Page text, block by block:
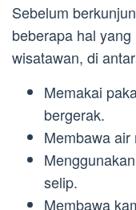
Sebelum
beberapa hal
wisatawan, di
Memakai
bergerak.
Membawa
selip.
Membawa